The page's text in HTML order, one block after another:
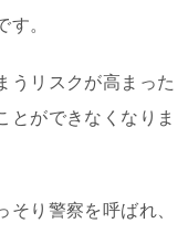
す。
うリスクが高まった
とができなくなりま
そり警察を呼ばれ、